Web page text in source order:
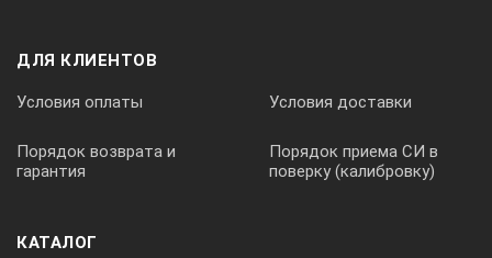
2
ДЛЯ КЛИЕНТОВ
Условия оплаты Условия доставки
Порядок возврата и
гарантия
Порядок приема СИ в
поверку (калибровку)
КАТАЛОГ